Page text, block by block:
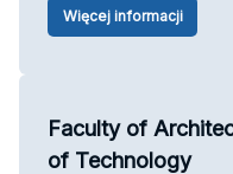
Więcej informacji
Faculty of
of Technology